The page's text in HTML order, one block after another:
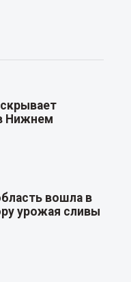
Нижнем
вошла в
урожая сливы